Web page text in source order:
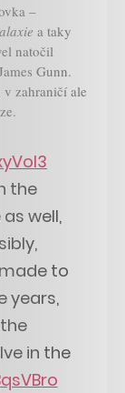
–
a taky
natočil
Gunn.
v zahraničí ale
the
well,
to
years,
in the